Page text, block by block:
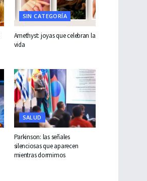
SIN CATEGORÍA
Amethyst: joyas que celebran la
vida
SALUD
Parkinson: las señales
silenciosas que aparecen
mientras dormimos